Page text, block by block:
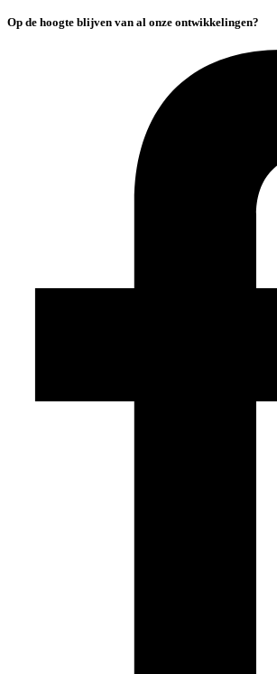
Op de hoogte blijven van al onze ontwikkelingen?